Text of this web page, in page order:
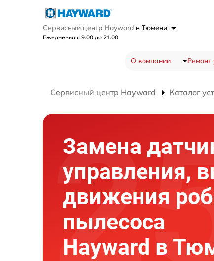
Сервисный центр Hayward в Тюмени
Ежедневно с 9:00 до 21:00
О компании Ремонт
Сервисный центр Hayward Каталог
Замена
управления,
движения
пылесоса
Hayward в